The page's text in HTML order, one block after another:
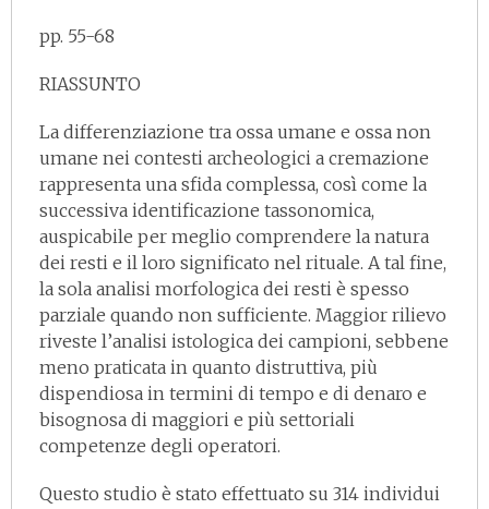
pp. 55-68
RIASSUNTO
La differenziazione tra ossa umane e ossa non
umane nei contesti archeologici a cremazione
rappresenta una sfida complessa, così come la
successiva identificazione tassonomica,
auspicabile per meglio comprendere la natura
dei resti e il loro significato nel rituale. A tal fine,
la sola analisi morfologica dei resti è spesso
parziale quando non sufficiente. Maggior rilievo
riveste l’analisi istologica dei campioni, sebbene
meno praticata in quanto distruttiva, più
dispendiosa in termini di tempo e di denaro e
bisognosa di maggiori e più settoriali
competenze degli operatori.
Questo studio è stato effettuato su 314 individui